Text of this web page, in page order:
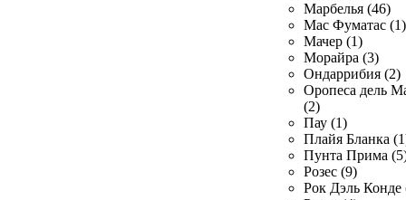
Марбелья (46)
Мас Фуматас (1)
Мачер (1)
Морайра (3)
Ондаррибия (2)
Оропеса дель
(2)
Пау (1)
Плайя Бланка
Пунта Прима
Розес (9)
Рок Дэль Конде